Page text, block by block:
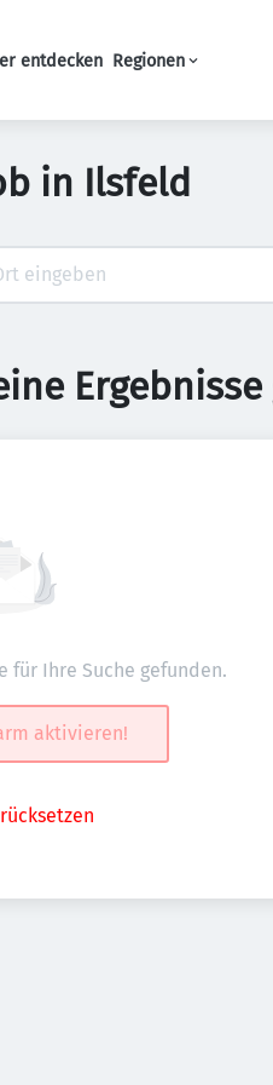
entdecken Regionen
in Ilsfeld
für Ihre Suche gefunden.
aktivieren!